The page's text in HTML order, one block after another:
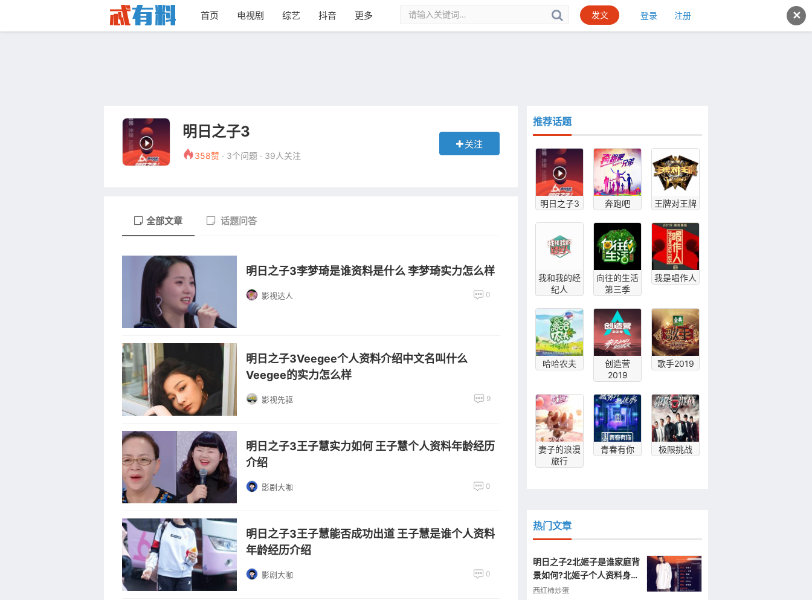
✕
首页 电视剧 综艺 抖音 更多 发文 登录 注册
关注
明日之子3
358赞 · 3个问题 · 39人关注
全部文章 话题问答
明日之子3李梦琦是谁资料是什么 李梦琦实力怎么样
影视达人 0
明日之子3Veegee个人资料介绍中文名叫什么
Veegee的实力怎么样
影视先驱 9
明日之子3王子慧实力如何 王子慧个人资料年龄经历
介绍
影剧大咖 0
明日之子3王子慧能否成功出道 王子慧是谁个人资料
年龄经历介绍
影剧大咖 0
推荐话题
明日之子3 奔跑吧 王牌对王牌
我和我的经
纪人
向往的生活
第三季
我是唱作人
哈哈农夫
创造营
2019
歌手2019
妻子的浪漫
旅行
青春有你 极限挑战
热门文章
明日之子2北姬子是谁家庭背
景如何?北姬子个人资料身高
年龄照片
西红柿炒蛋